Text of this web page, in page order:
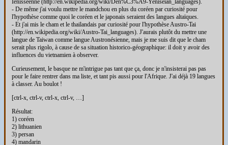
Iénisséenne (http://en.wikipedia.org/wiki/Den%C3%A9-Yeniseian_languages).
- De même j'ai voulu mettre le mandchou en plus du coréen par curiosité pour
l'hypothèse comme quoi le coréen et le japonais seraient des langues altaïques.
- Et j'ai mis le cham et le thailandais par curiosité pour l'hypothèse Austro-Tai
(http://en.wikipedia.org/wiki/Austro-Tai_languages). J'aurais plutôt du mettre une
langue de Taiwan comme langue Austronésienne, mais je me suis dit que le cham
serait plus rigolo, à cause de sa situation historico-géographique: il doit y avoir des
influences du vietnamien à observer.
Curieusement, le basque ne m'intrigue pas tant que ça, donc je n'insisterai pas pas
pour le faire rentrer dans ma liste, et tant pis aussi pour l'Afrique. J'ai déjà 19 langues
à classer. Au boulot !
[ctrl-x, ctrl-v, ctrl-x, ctrl-v, …]
Résultat:
1) coréen
2) lithuanien
3) persan
4) mandarin